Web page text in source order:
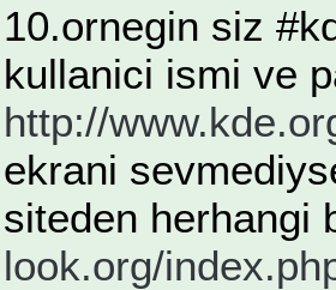
10.ornegin siz
kullanici ismi ve
http://
ekrani
siteden herhangi
look.org/